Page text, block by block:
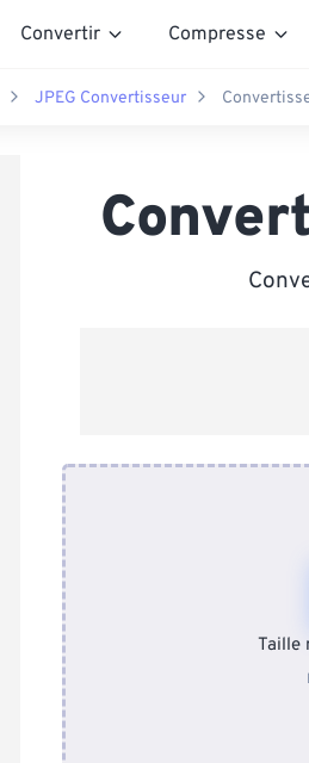
Convertir Compresse
JPEG Convertisseur
Taille